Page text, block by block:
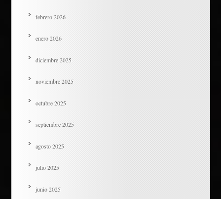
febrero 2026
enero 2026
diciembre 2025
noviembre 2025
octubre 2025
septiembre 2025
agosto 2025
julio 2025
junio 2025